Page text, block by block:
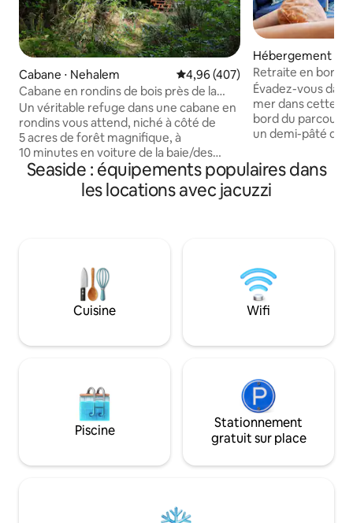
Cabane ⋅ Nehalem Évaluation moyenne sur la
4,96 (407)
Cabane en rondins de bois près de la
rivière/baie/mer
Un véritable refuge dans une cabane en
rondins vous attend, niché à côté de
5 acres de forêt magnifique, à
10 minutes en voiture de la baie/des
plages de Nehalem, à quelques minutes
de la rivière. Rustique et confortable,
avec des équipements modernes pour
cuisine entièrement approvisionnée ;
regardez les flammes danser dans le
poêle à bois. Parcourez les sentiers
forestiers ; observez les étoiles sur la
un groupe d'amis, parfait pour deux ou
Hébergement ⋅
Retraite en bord
Daughter
Évadez-vous
mer dans cette
bord du parcours
un demi-pâté de
le surf et le
élégante retraite
de trois suites
vous dans le
patio, relaxez-
ou profitez de la
avec soin pour le
Seaside : équipements populaires dans
les locations avec jacuzzi
Cuisine Wifi
Piscine
Stationnement
gratuit sur place